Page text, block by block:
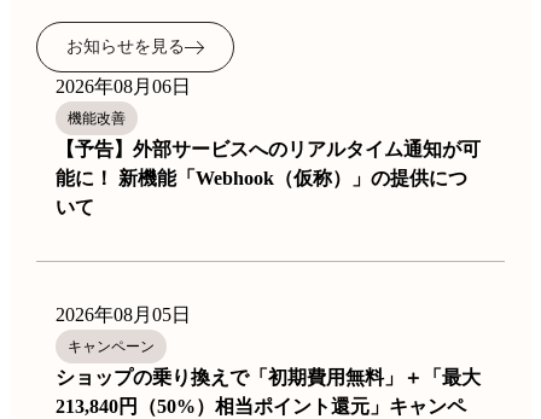
お知らせを見る
2026年08月06日
機能改善
【予告】外部サービスへのリアルタイム通知が可
能に！ 新機能「Webhook（仮称）」の提供につ
いて
2026年08月05日
キャンペーン
ショップの乗り換えで「初期費用無料」＋「最大
213,840円（50%）相当ポイント還元」キャンペ